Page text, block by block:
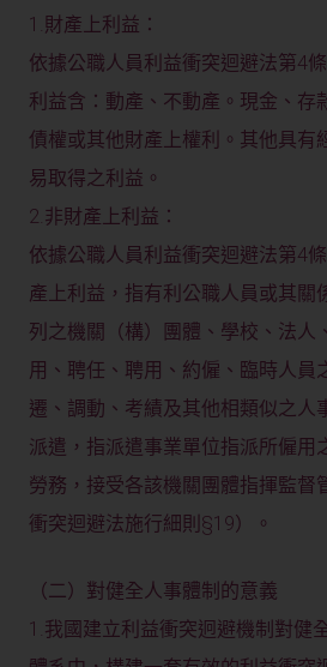
1.財產上利益：
依據公職人員利益衝突迴避法第4
利益含：動產、不動產。現金、存
債權或其他財產上權利。其他具有
易取得之利益。
2.非財產上利益：
依據公職人員利益衝突迴避法第4
產上利益，指有利公職人員或其關
列之機關（構）團體、學校、法人
用、聘任、聘用、約僱、臨時人員
遷、調動、考績及其他相類似之人
派遣，指派遣事業單位指派所僱用
勞務，接受各該機關團體指揮監督
衝突迴避法施行細則§19）。
（二）對健全人事體制的意義
1.我國建立利益衝突迥避機制對健